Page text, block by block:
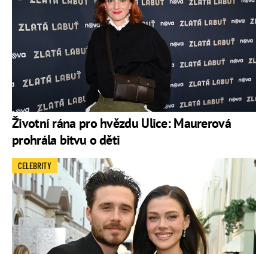
Životní rána pro hvězdu Ulice: Maurerová
prohrála bitvu o děti
CELEBRITY